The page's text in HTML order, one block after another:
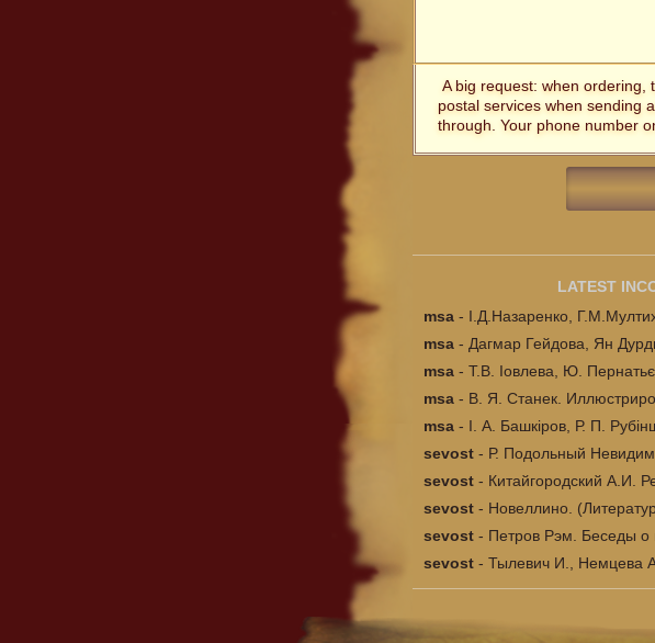
A big request: when ordering,
postal services when sending
through. Your phone number
LATEST
msa - І.Д.Назаренко,
msa - Дагмар Гейдова, Ян
msa -Т.В. Іовлева, Ю.
msa - В. Я. Станек.
msa - І. А. Башкіров, Р. П.
sevost - Р. Подольный
sevost - Китайгородский А.И.
sevost - Новеллино.
sevost - Петров Рэм. Беседы о
sevost -Тылевич И., Немцева